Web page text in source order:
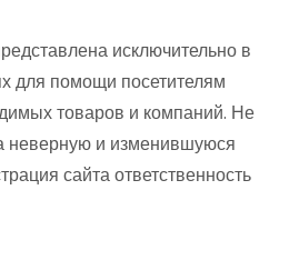
исключительно в
для помощи посетителям
товаров и компаний. Не
неверную и изменившуюся
сайта ответственность